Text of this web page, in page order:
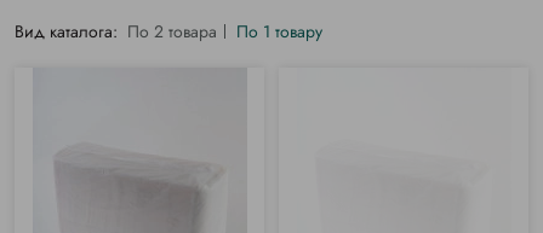
Вид каталога: По 2 товара По 1 товару